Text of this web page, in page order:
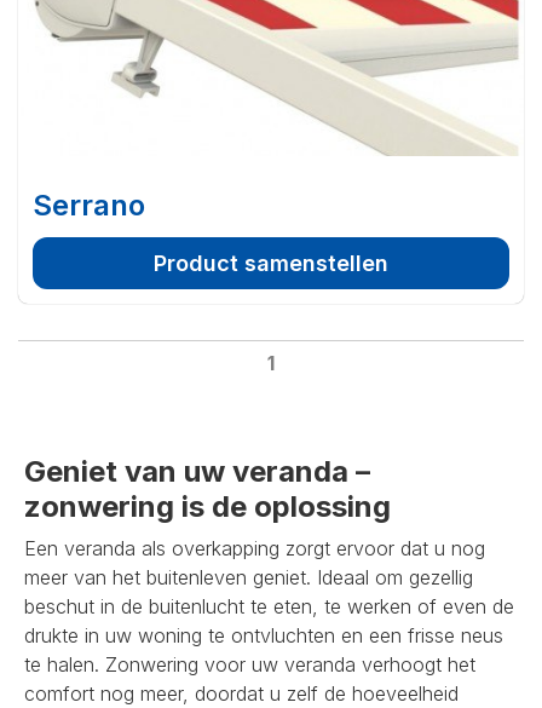
Serrano
Product samenstellen
1
Geniet van uw veranda –
zonwering is de oplossing
Een veranda als overkapping zorgt ervoor dat u nog
meer van het buitenleven geniet. Ideaal om gezellig
beschut in de buitenlucht te eten, te werken of even de
drukte in uw woning te ontvluchten en een frisse neus
te halen. Zonwering voor uw veranda verhoogt het
comfort nog meer, doordat u zelf de hoeveelheid